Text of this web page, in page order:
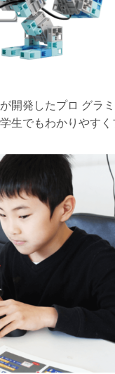
開発したプロ グラ
生でもわかりやすく